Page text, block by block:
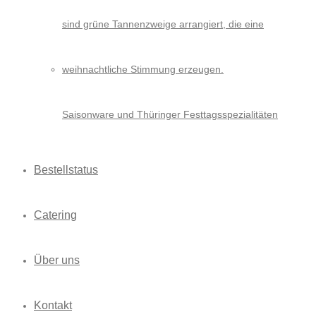
Saisonware und Thüringer Festtagsspezialitäten
Bestellstatus
Catering
Über uns
Kontakt